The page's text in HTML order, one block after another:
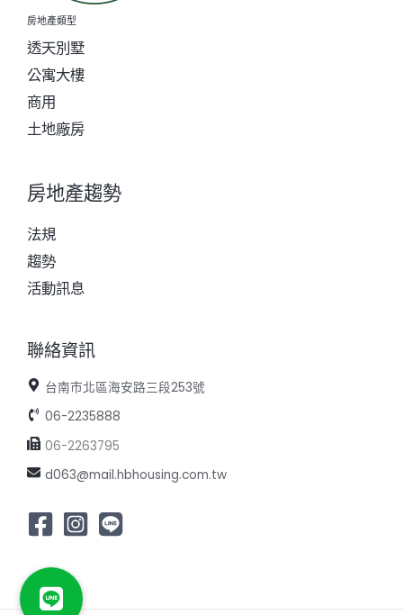
房地產類型
透天別墅
公寓大樓
商用
土地廠房
房地產趨勢
法規
趨勢
活動訊息
聯絡資訊
台南市北區海安路三段253號
06-2235888
06-2263795
d063@mail.hbhousing.com.tw